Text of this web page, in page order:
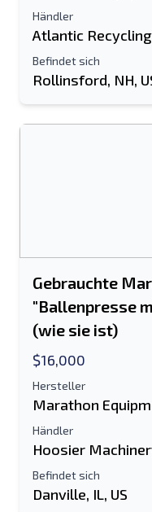
Händler
Atlantic
Befindet sich
Rollinsford, NH,
Gebrauchte
"Ballenpresse
(wie sie ist)
$16,000
Hersteller
Marathon
Händler
Hoosier
Befindet sich
Danville, IL, US
An einen